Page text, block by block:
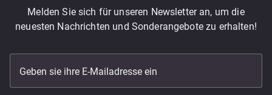
Melden Sie sich für unseren Newsletter an, um die
neuesten Nachrichten und Sonderangebote zu erhalten!
Geben sie ihre E-Mailadresse ein